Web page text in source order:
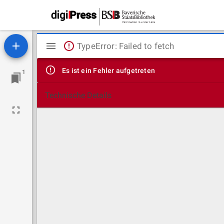
1
Mirador
Viewer
TypeError: Failed to fetch
Es ist ein Fehler aufgetreten
Technische Details